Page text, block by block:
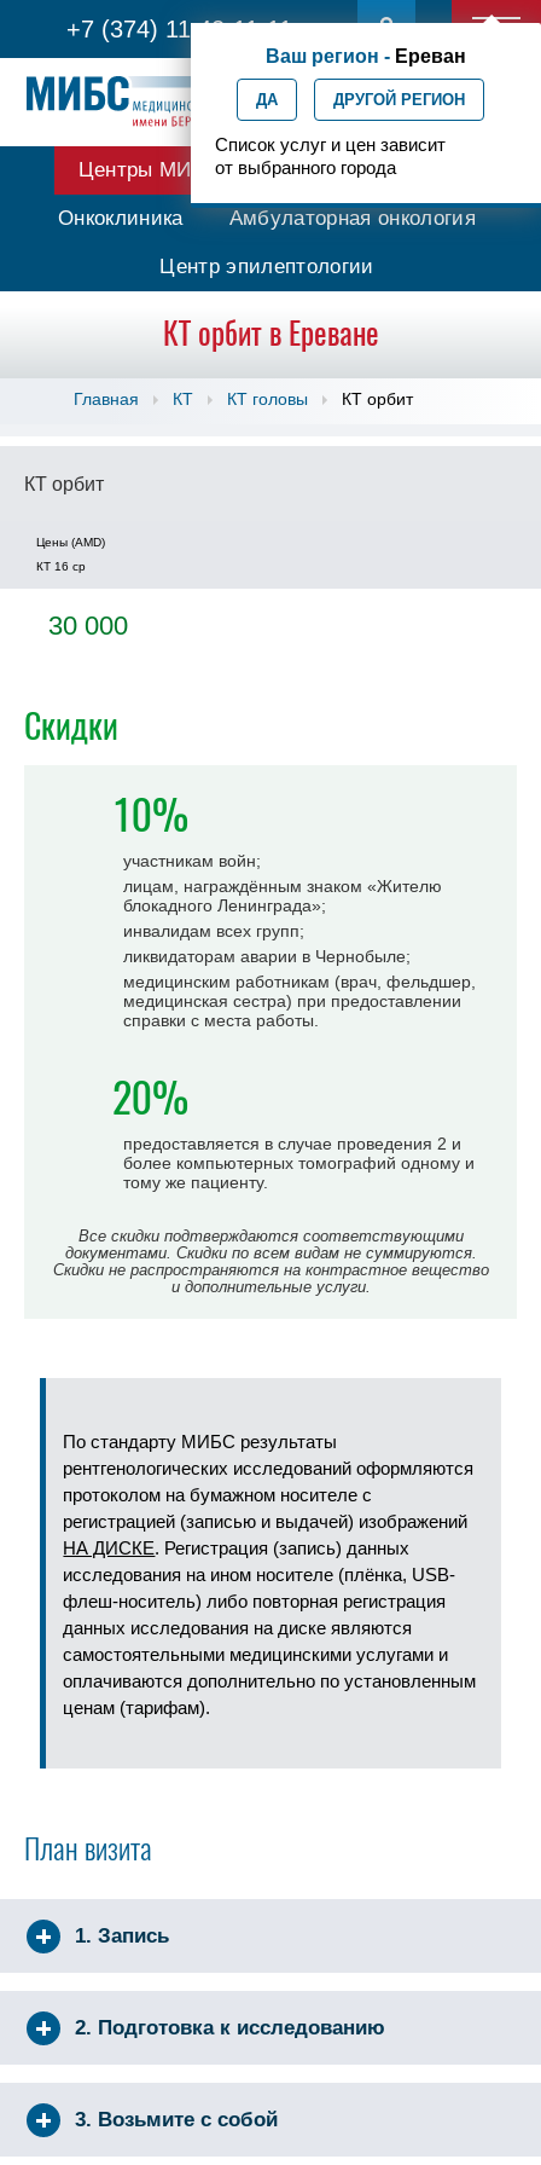
+7 (374) 11 42-11-11
Ваш регион - Ереван
ДА ДРУГОЙ РЕГИОН
Список услуг и цен зависит
от выбранного города
Центры МИБС Протонная терапия
Онкоклиника Амбулаторная онкология
Центр эпилептологии
КТ орбит в Ереване
Главная КТ КТ головы КТ орбит
КТ орбит
Цены (AMD)
КТ 16 ср
30 000
Скидки
10%
участникам войн;
лицам, награждённым знаком «Жителю
блокадного Ленинграда»;
инвалидам всех групп;
ликвидаторам аварии в Чернобыле;
медицинским работникам (врач, фельдшер,
медицинская сестра) при предоставлении
справки с места работы.
20%
предоставляется в случае проведения 2 и
более компьютерных томографий одному и
тому же пациенту.
Все скидки подтверждаются соответствующими
документами. Скидки по всем видам не суммируются.
Скидки не распространяются на контрастное вещество
и дополнительные услуги.
По стандарту МИБС результаты
рентгенологических исследований оформляются
протоколом на бумажном носителе с
регистрацией (записью и выдачей) изображений
НА ДИСКЕ. Регистрация (запись) данных
исследования на ином носителе (плёнка, USB-
флеш-носитель) либо повторная регистрация
данных исследования на диске являются
самостоятельными медицинскими услугами и
оплачиваются дополнительно по установленным
ценам (тарифам).
План визита
1. Запись
2. Подготовка к исследованию
3. Возьмите с собой